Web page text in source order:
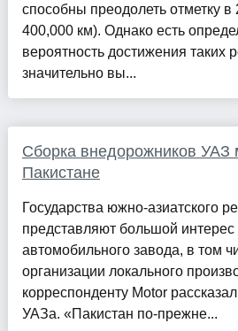
способны преодолеть отметку
400,000 км). Однако есть
вероятность достижения таких
значительно вы...
Сборка внедорожников УАЗ
Пакистане
Государства южно-азиатского
представляют большой интерес
автомобильного завода, в том
организации локального
корреспонденту Motor
УАЗа. «Пакистан по-прежне...